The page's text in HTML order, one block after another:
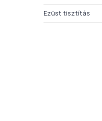
Ezüst tisztítás